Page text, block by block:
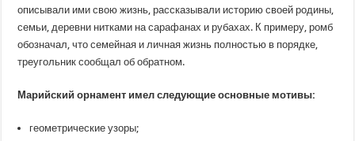
описывали ими свою жизнь, рассказывали историю своей родины,
семьи, деревни нитками на сарафанах и рубахах. К примеру, ромб
обозначал, что семейная и личная жизнь полностью в порядке,
треугольник сообщал об обратном.
Марийский орнамент имел следующие основные мотивы:
геометрические узоры;